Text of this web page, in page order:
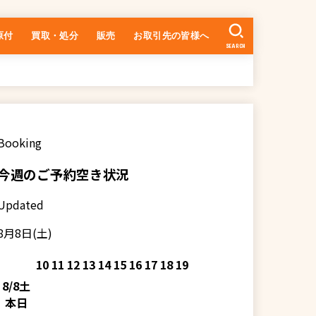
付 買取・処分 販売 お取引先の皆様へ
SEARCH